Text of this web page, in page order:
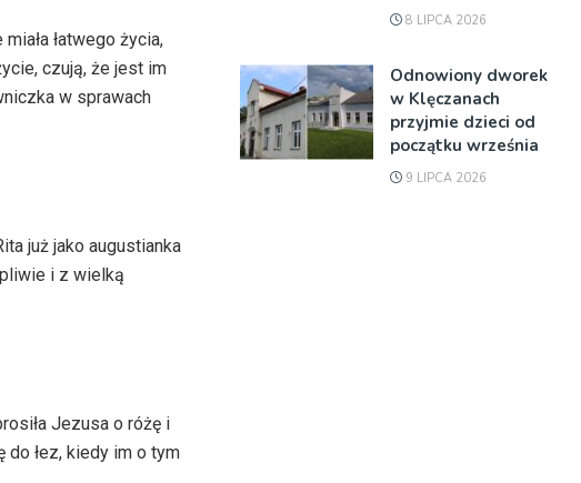
łatwego życia,
czują, że jest im
w sprawach
już jako augustianka
i z wielką
Jezusa o różę i
do łez, kiedy im o tym
8 LIPCA 2026
Odnowiony dworek
w Klęczanach
przyjmie dzieci od
początku września
9 LIPCA 2026